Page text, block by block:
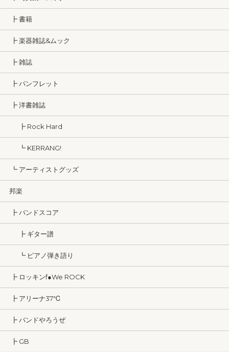
┣ 書籍
┣ 楽器雑誌&ムック
┣ 雑誌
┣ パンフレット
┣ 洋書雑誌
┣ Rock Hard
┗ KERRANG!
┗ アーティストグッズ
邦楽
┣ バンドスコア
┣ ギター譜
┗ ピアノ弾き語り
┣ ロッキンf●We ROCK
┣ アリーナ37℃
┣ バンドやろうぜ
┣ GB